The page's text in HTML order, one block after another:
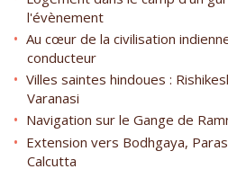
l'évènement
Au cœur de la civilisation
conducteur
Villes saintes hindoues :
Varanasi
Navigation sur le Gange de
Extension vers Bodhgaya,
Calcutta